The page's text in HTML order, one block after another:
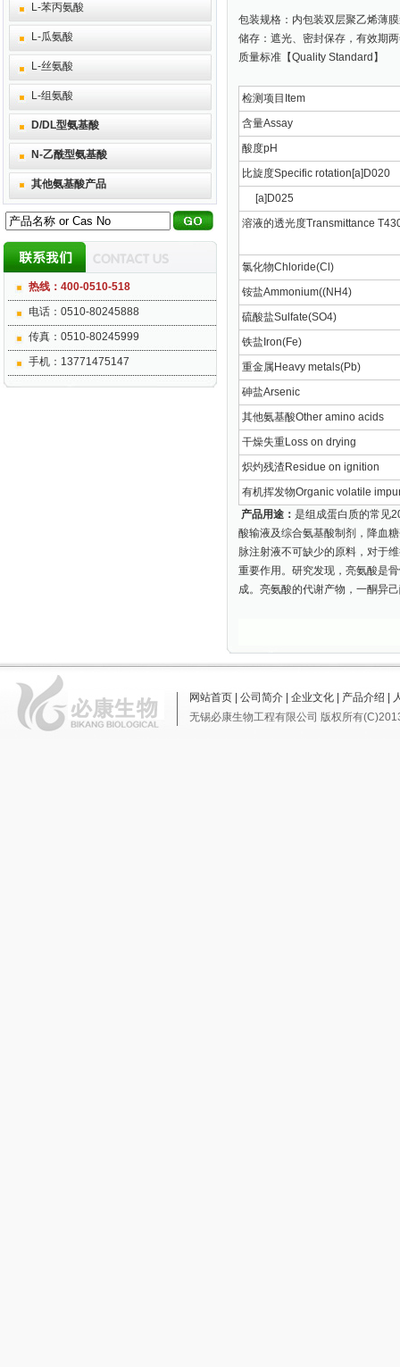
L-苯丙氨酸
L-瓜氨酸
L-丝氨酸
L-组氨酸
D/DL型氨基酸
N-乙酰型氨基酸
其他氨基酸产品
热线：400-0510-518
电话：0510-80245888
传真：0510-80245999
手机：13771475147
包装规格：内包装双层聚乙烯薄
储存：遮光、密封保存，有效期
质量标准【Quality Standard】
检测项目Item
含量Assay
酸度pH
比旋度Specific rotation[a]D020
[a]D025
溶液的透光度Transmittance
氯化物Chloride(Cl)
铵盐Ammonium((NH4)
硫酸盐Sulfate(SO4)
铁盐Iron(Fe)
重金属Heavy metals(Pb)
砷盐Arsenic
其他氨基酸Other amino acids
干燥失重Loss on drying
炽灼残渣Residue on ignition
有机挥发物Organic volatile
产品用途： 是组成蛋白质的常见
酸输液及综合氨基酸制剂，降血
脉注射液不可缺少的原料，对于
重要作用。研究发现，亮氨酸是
成。亮氨酸的代谢产物，一酮异
网站首页| 公司简介| 企业文化| 产品介绍
无锡必康生物工程有限公司 版权所有